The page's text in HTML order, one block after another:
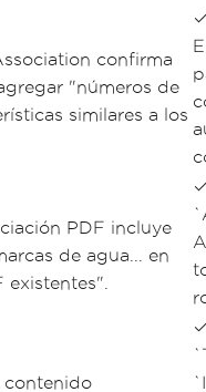
confirma
"números de
similares a los
PDF incluye
de agua... en
existentes".
contenido